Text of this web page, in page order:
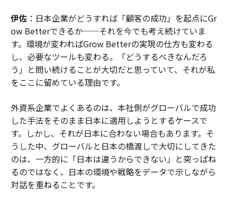
伊佐：日本企業がどうすれば「顧客の成功」を起点にGr
ow Betterできるか──それを今でも考え続けていま
す。環境が変わればGrow Betterの実現の仕方も変わる
し、必要なツールも変わる。「どうするべきなんだろ
う」と問い続けることが大切だと思っていて、それが私
をここに留めている理由です。
外資系企業でよくあるのは、本社側がグローバルで成功
した手法をそのまま日本に適用しようとするケースで
す。しかし、それが日本に合わない場合もあります。そ
うした中、グローバルと日本の橋渡しで大切にしてきた
のは、一方的に「日本は違うからできない」と突っぱね
るのではなく、日本の環境や戦略をデータで示しながら
対話を重ねることです。